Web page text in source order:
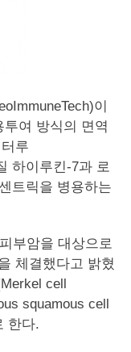
이
여 방식의 면역
루
하이루킨-7과 로
트릭을 병용하는
부암을 대상으로
체결했다고 밝혔
cell
squamous cell
한다.